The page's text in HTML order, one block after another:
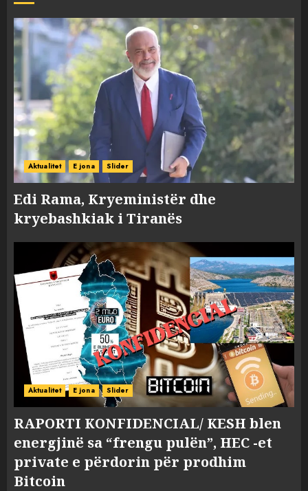
Aktualitet E jona Slider
Edi Rama, Kryeministër dhe
kryebashkiak i Tiranës
Aktualitet E jona Slider
RAPORTI KONFIDENCIAL/ KESH blen
energjinë sa “frengu pulën”, HEC -et
private e përdorin për prodhim
Bitcoin